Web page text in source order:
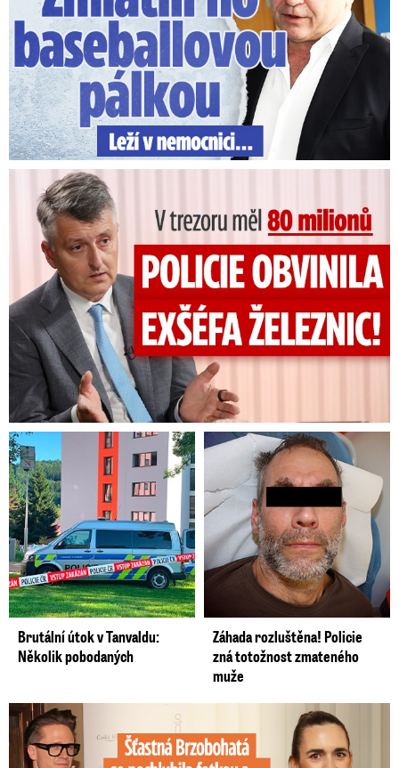
V trezoru měl 80 milionů: Policie obvinila exšéfa železnic!
Brutální útok v Tanvaldu:
Několik pobodaných
Záhada rozluštěna! Policie
zná totožnost zmateného
muže
Šťastná Brzobohatá se pochlubila fotkou: Rýpanec od Ondřeje